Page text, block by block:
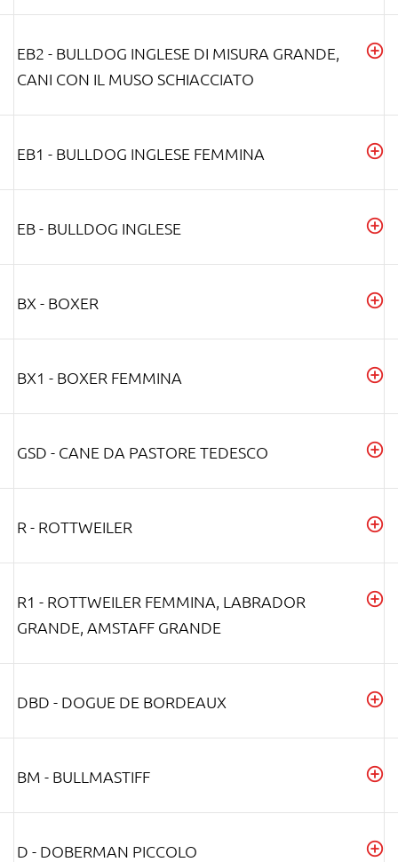
EB2 - BULLDOG INGLESE DI MISURA GRANDE,
CANI CON IL MUSO SCHIACCIATO
EB1 - BULLDOG INGLESE FEMMINA
EB - BULLDOG INGLESE
BX - BOXER
BX1 - BOXER FEMMINA
GSD - CANE DA PASTORE TEDESCO
R - ROTTWEILER
R1 - ROTTWEILER FEMMINA, LABRADOR
GRANDE, AMSTAFF GRANDE
DBD - DOGUE DE BORDEAUX
BM - BULLMASTIFF
D - DOBERMAN PICCOLO